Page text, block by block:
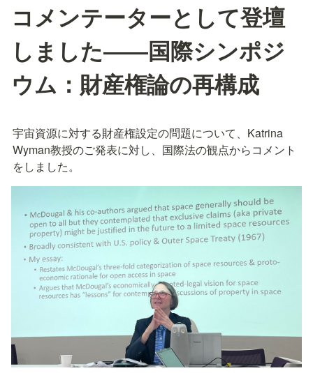
コメンテーターとして登壇
しました――国際シンポジ
ウム：財産権論の再構成
宇宙資源に対する財産権設定の問題について、Katrina
Wyman教授のご発表に対し、国際法の観点からコメント
をしました。